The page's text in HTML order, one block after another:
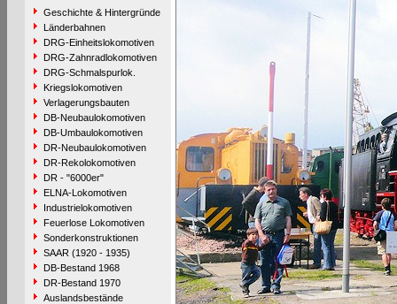
Geschichte & Hintergründe
Länderbahnen
DRG-Einheitslokomotiven
DRG-Zahnradlokomotiven
DRG-Schmalspurlok.
Kriegslokomotiven
Verlagerungsbauten
DB-Neubaulokomotiven
DB-Umbaulokomotiven
DR-Neubaulokomotiven
DR-Rekolokomotiven
DR - "6000er"
ELNA-Lokomotiven
Industrielokomotiven
Feuerlose Lokomotiven
Sonderkonstruktionen
SAAR (1920 - 1935)
DB-Bestand 1968
DR-Bestand 1970
Auslandsbestände